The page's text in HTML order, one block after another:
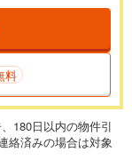
多くの金融機関
す。
万円
料
180日以内の物件引
絡済みの場合は対象